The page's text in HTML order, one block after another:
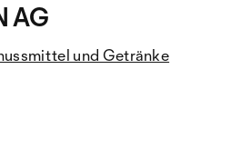
AG
und Getränke